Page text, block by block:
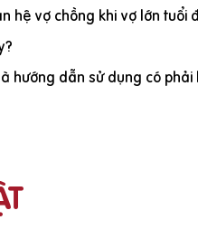
hệ vợ chồng khi vợ lớn tuổi
hướng dẫn sử dụng có